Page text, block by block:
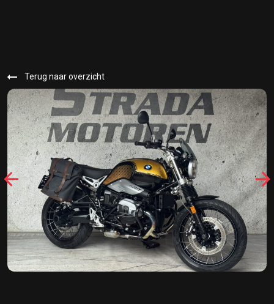
Terug naar overzicht
32018